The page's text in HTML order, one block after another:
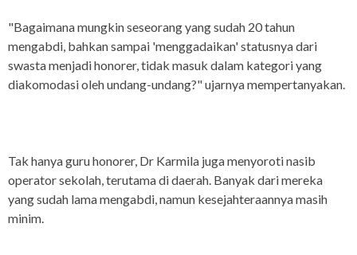
"Bagaimana mungkin seseorang yang sudah 20 tahun
mengabdi, bahkan sampai 'menggadaikan' statusnya dari
swasta menjadi honorer, tidak masuk dalam kategori yang
diakomodasi oleh undang-undang?" ujarnya mempertanyakan.
Tak hanya guru honorer, Dr Karmila juga menyoroti nasib
operator sekolah, terutama di daerah. Banyak dari mereka
yang sudah lama mengabdi, namun kesejahteraannya masih
minim.